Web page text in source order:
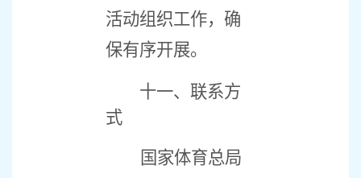
活动组织工作，确
保有序开展。
十一、 联系方
式
国家体育总局